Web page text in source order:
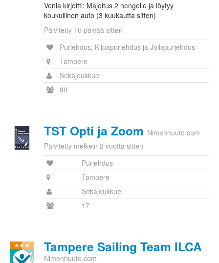
Venla kirjoitti: Majoitus 2 hengelle ja löytyy
koukullinen auto (3 kuukautta sitten)
Päivitetty 16 päivää sitten
Purjehdus, Kilpapurjehdus ja Jollapurjehdus
Tampere
Sekajoukkue
80
TST Opti ja Zoom Nimenhuuto.com
Päivitetty melkein 2 vuotta sitten
Purjehdus
Tampere
Sekajoukkue
17
Tampere Sailing Team ILCA
Nimenhuuto.com